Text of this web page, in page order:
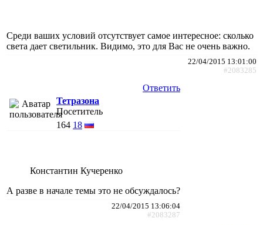
Среди ваших условий отсутствует самое интересное: сколько
света дает светильник. Видимо, это для Вас не очень важно.
22/04/2015 13:01:00
#2083285
Ответить
Тетразона
Посетитель
164 18
Константин Кучеренко
А разве в начале темы это не обсуждалось?
22/04/2015 13:06:04
#2083287